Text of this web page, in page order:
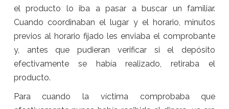
el producto lo iba a pasar a buscar un familiar.
Cuando coordinaban el lugar y el horario, minutos
previos al horario fijado les enviaba el comprobante
y, antes que pudieran verificar si el depósito
efectivamente se había realizado, retiraba el
producto.
Para cuando la víctima comprobaba que